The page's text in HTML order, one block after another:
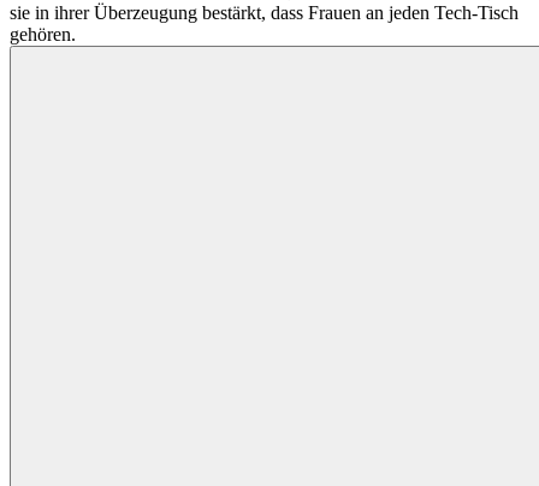
sie in ihrer Überzeugung bestärkt, dass Frauen an jeden Tech-Tisch
gehören.